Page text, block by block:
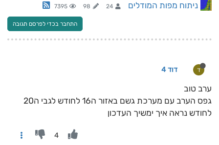
ניתוח מפות המודלים 24
98
7395
התחבר בכדי לפרסם תגובה
ד דוד 4
ערב טוב
גפס הערב עם מערכת גשם באזור ה16 לחודש לגבי ה20
לחודש נראה איך ימשיך העדכון
4